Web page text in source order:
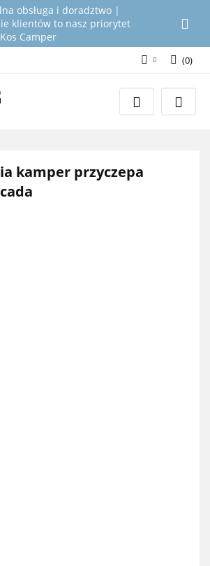
obsługa i doradztwo |
klientów to nasz priorytet
Camper
Załóż konto
(0)
kamper przyczepa